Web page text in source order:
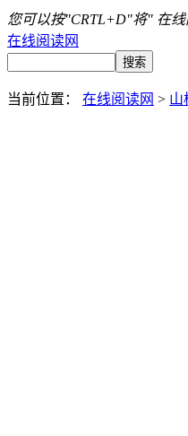
您可以按"CRTL+D"将" 在线
在线阅读网
当前位置： 在线阅读网 > 山